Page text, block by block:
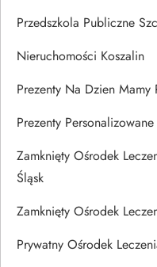
Przedszkola Publiczne
Nieruchomości Koszalin
Prezenty Na Dzien Mamy
Prezenty
Zamknięty Ośrodek
Śląsk
Zamknięty Ośrodek
Prywatny Ośrodek